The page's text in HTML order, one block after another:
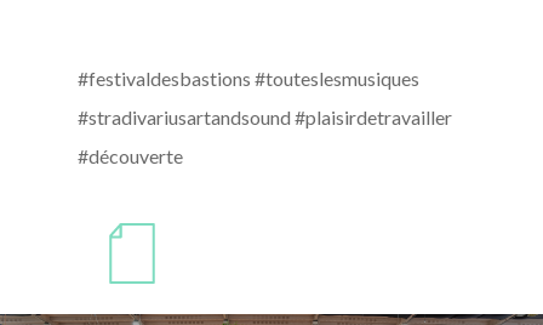
#festivaldesbastions #touteslesmusiques
#stradivariusartandsound #plaisirdetravailler
#découverte